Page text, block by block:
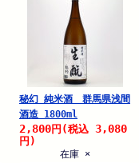
秘幻 純米酒 群馬県浅間
酒造 1800ml
2,800円 (税込 3,080
円)
在庫 ×